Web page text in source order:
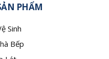
PHẨM
Sinh
Bếp